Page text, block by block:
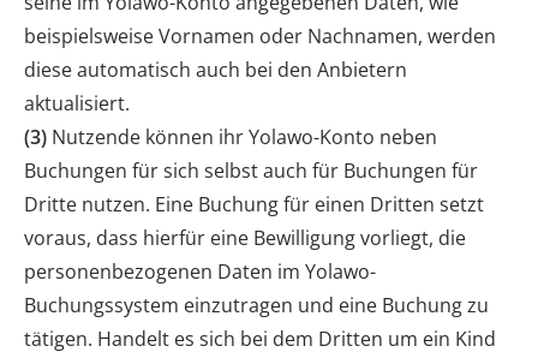
beispielsweise Vornamen oder Nachnamen, werden
diese automatisch auch bei den Anbietern
aktualisiert.
(3) Nutzende können ihr Yolawo-Konto neben
Buchungen für sich selbst auch für Buchungen für
Dritte nutzen. Eine Buchung für einen Dritten setzt
voraus, dass hierfür eine Bewilligung vorliegt, die
personenbezogenen Daten im Yolawo-
Buchungssystem einzutragen und eine Buchung zu
tätigen. Handelt es sich bei dem Dritten um ein Kind